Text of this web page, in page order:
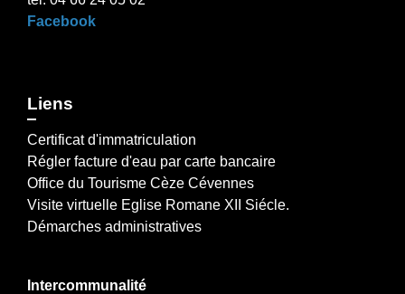
Facebook
Liens
Certificat d'immatriculation
Régler facture d'eau par carte bancaire
Office du Tourisme Cèze Cévennes
Visite virtuelle Eglise Romane XII Siécle.
Démarches administratives
Intercommunalité